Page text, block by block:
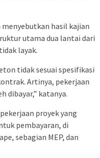
menyebutkan hasil kajian
utama dua lantai dari
layak.
tidak sesuai spesifikasi
Artinya, pekerjaan
dibayar,” katanya.
proyek yang
pembayaran, di
sebagian MEP, dan